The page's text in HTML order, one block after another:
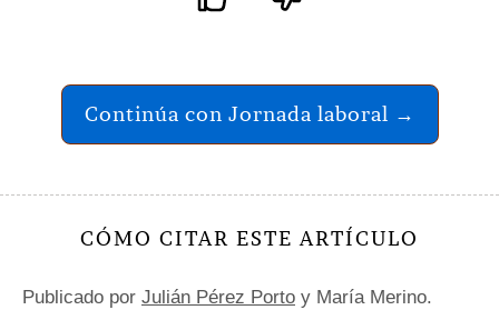
Continúa con Jornada laboral →
CÓMO CITAR ESTE ARTÍCULO
Publicado por Julián Pérez Porto y María Merino.